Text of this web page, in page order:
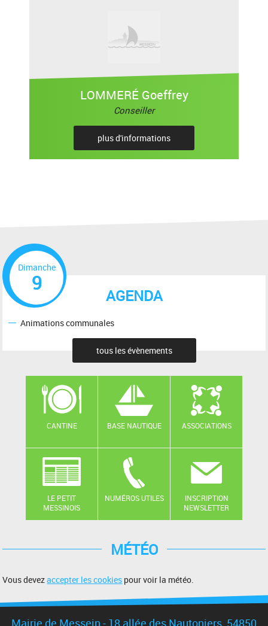
LOMMERÉ Goeffrey
Conseiller
plus d'informations
AGENDA
Dimanche
9
Animations communales
tous les évènements
CANTINE BASE NAUTIQUE ASSOCIATIONS
LE PETIT
MESSINOIS
NUMÉROS UTILES
INSCRIPTION
NEWSLETTER
MÉTÉO
Vous devezaccepter les cookies pour voir la météo.
Mairie de Messein - 18 allée des Nautoniers, 54850